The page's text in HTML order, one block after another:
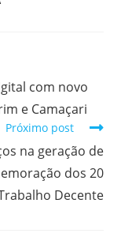
com novo
e Camaçari
Próximo post
na geração de
dos 20
Decente